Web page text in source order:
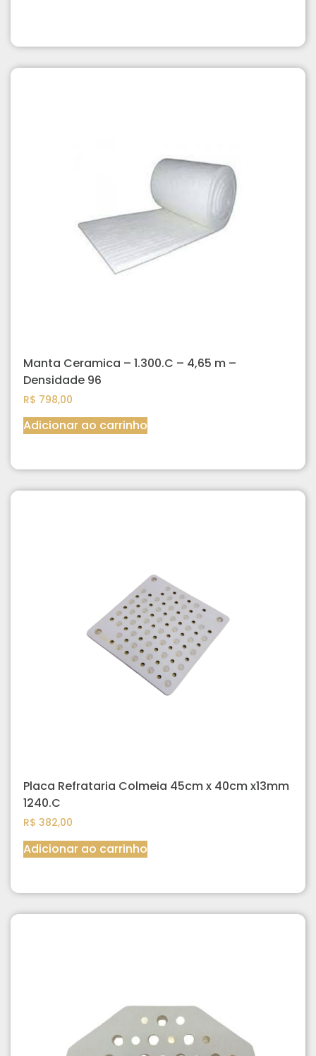
Manta Ceramica – 1.300.C – 4,65 m –
Densidade 96
R$ 798,00
Adicionar ao carrinho
Placa Refrataria Colmeia 45cm x 40cm x13mm
1240.C
R$ 382,00
Adicionar ao carrinho